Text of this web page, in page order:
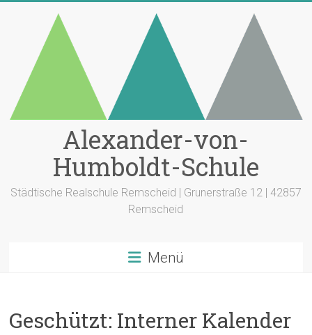
Alexander-von-
Humboldt-Schule
Städtische Realschule Remscheid | Grunerstraße 12 | 42857
Remscheid
Menü
Geschützt: Interner Kalender